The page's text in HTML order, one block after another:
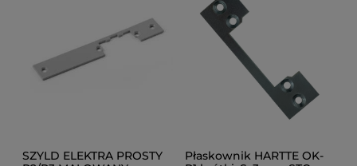
SZYLD ELEKTRA PROSTY
Płaskownik HARTTE OK-